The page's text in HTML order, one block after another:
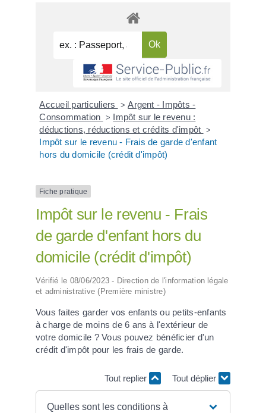
Accueil particuliers > Argent - Impôts -
Consommation > Impôt sur le revenu :
déductions, réductions et crédits d'impôt >
Impôt sur le revenu - Frais de garde d'enfant
hors du domicile (crédit d'impôt)
Fiche pratique
Impôt sur le revenu - Frais
de garde d'enfant hors du
domicile (crédit d'impôt)
Vérifié le 08/06/2023 - Direction de l'information légale
et administrative (Première ministre)
Vous faites garder vos enfants ou petits-enfants
à charge de moins de 6 ans à l'extérieur de
votre domicile ? Vous pouvez bénéficier d'un
crédit d'impôt pour les frais de garde.
Tout replier Tout déplier
Quelles sont les conditions à